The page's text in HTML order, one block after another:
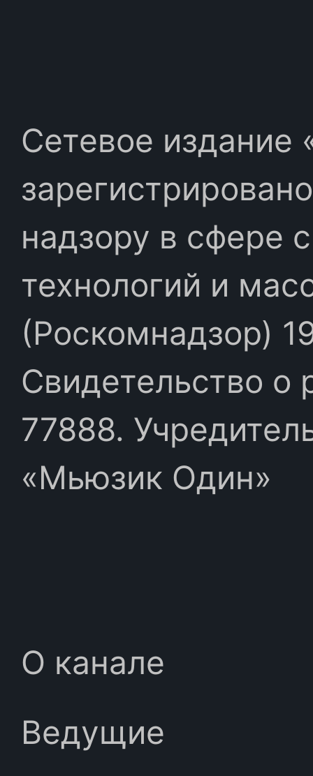
Сетевое издание
надзору в сфере
технологий и
(Роскомнадзор)
Свидетельство
77888.
«Мьюзик Один»
О канале
Ведущие